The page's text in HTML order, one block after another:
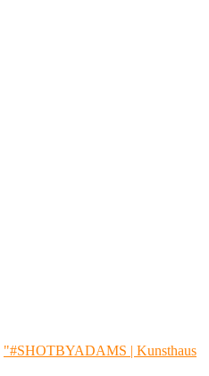
"#SHOTBYADAMS | Kunsthaus